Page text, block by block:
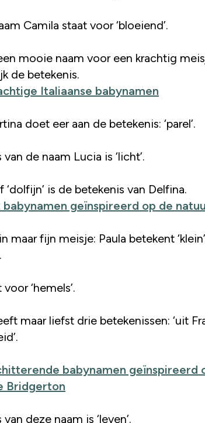
Camila staat voor ‘bloeiend’.
mooie naam voor een krachtig
de betekenis.
Italiaanse babynamen
doet eer aan de betekenis: ‘parel’.
de naam Lucia is ‘licht’.
‘dolfijn’ is de betekenis van Delfina.
babynamen geïnspireerd op de
maar fijn meisje: Paula betekent
‘hemels’.
maar liefst drie betekenissen: ‘uit
babynamen geïnspireerd
Bridgerton
deze naam is ‘leven’.